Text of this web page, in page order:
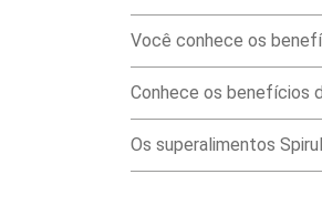
Você conhece os
Conhece os benefícios
Os superalimentos